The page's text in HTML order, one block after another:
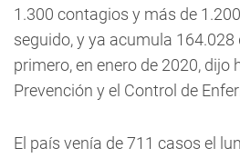
1.300 contagios y más de
seguido, y ya acumula 164.028
primero, en enero de 2020, dijo
Prevención y el Control de
El país venía de 711 casos el